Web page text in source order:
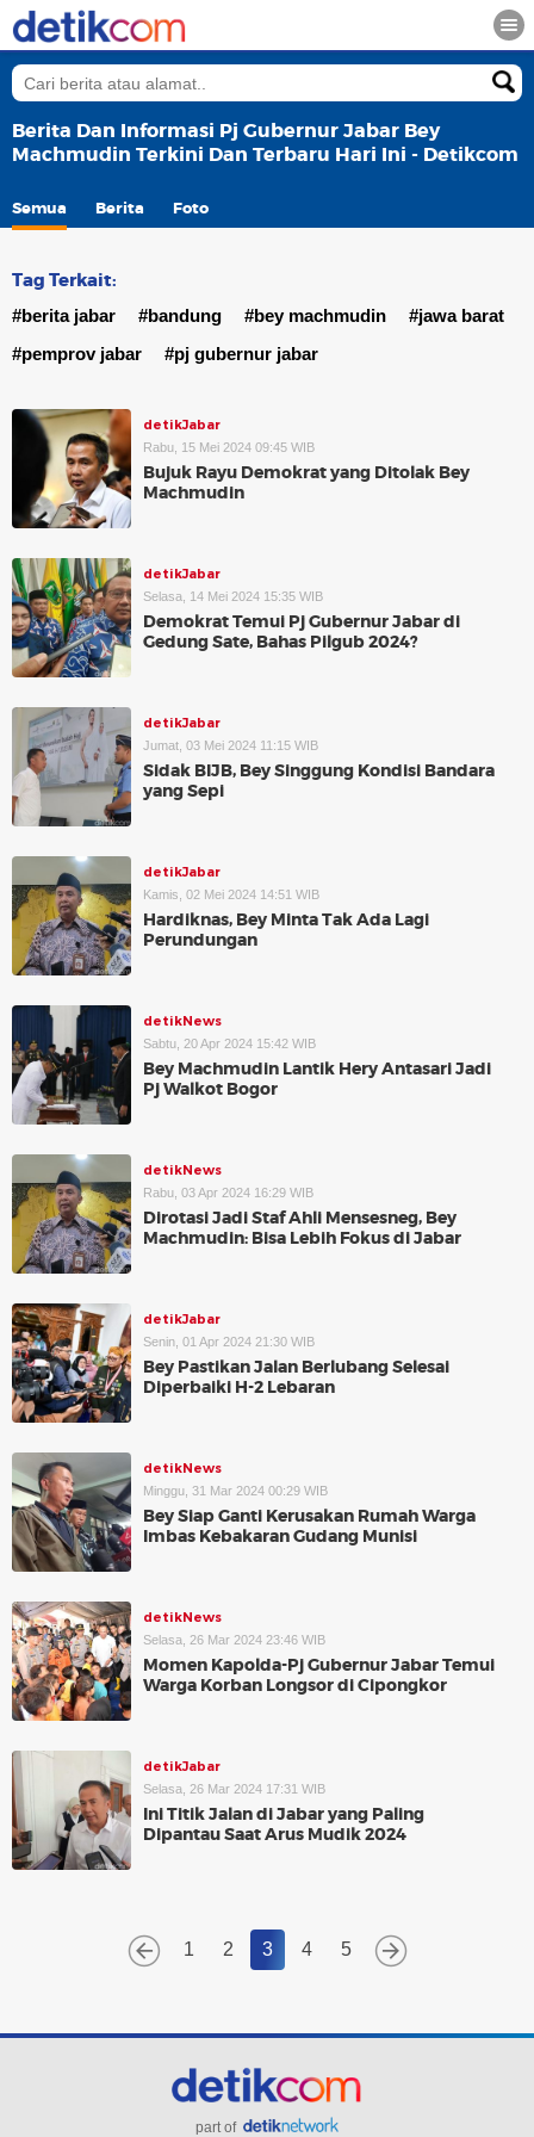
Berita Dan Informasi Pj Gubernur Jabar Bey
Machmudin Terkini Dan Terbaru Hari Ini - Detikcom
Semua Berita Foto
Tag Terkait:
#berita jabar #bandung #bey machmudin
#jawa barat
#pemprov jabar
#pj gubernur jabar
detikJabar
Rabu, 15 Mei 2024 09:45 WIB
Bujuk Rayu Demokrat yang Ditolak Bey
Machmudin
detikJabar
Selasa, 14 Mei 2024 15:35 WIB
Demokrat Temui Pj Gubernur Jabar di
Gedung Sate, Bahas Pilgub 2024?
detikJabar
Jumat, 03 Mei 2024 11:15 WIB
Sidak BIJB, Bey Singgung Kondisi Bandara
yang Sepi
detikJabar
Kamis, 02 Mei 2024 14:51 WIB
Hardiknas, Bey Minta Tak Ada Lagi
Perundungan
detikNews
Sabtu, 20 Apr 2024 15:42 WIB
Bey Machmudin Lantik Hery Antasari Jadi
Pj Walkot Bogor
detikNews
Rabu, 03 Apr 2024 16:29 WIB
Dirotasi Jadi Staf Ahli Mensesneg, Bey
Machmudin: Bisa Lebih Fokus di Jabar
detikJabar
Senin, 01 Apr 2024 21:30 WIB
Bey Pastikan Jalan Berlubang Selesai
Diperbaiki H-2 Lebaran
detikNews
Minggu, 31 Mar 2024 00:29 WIB
Bey Siap Ganti Kerusakan Rumah Warga
Imbas Kebakaran Gudang Munisi
detikNews
Selasa, 26 Mar 2024 23:46 WIB
Momen Kapolda-Pj Gubernur Jabar Temui
Warga Korban Longsor di Cipongkor
detikJabar
Selasa, 26 Mar 2024 17:31 WIB
Ini Titik Jalan di Jabar yang Paling
Dipantau Saat Arus Mudik 2024
1 2 3 4 5
part of